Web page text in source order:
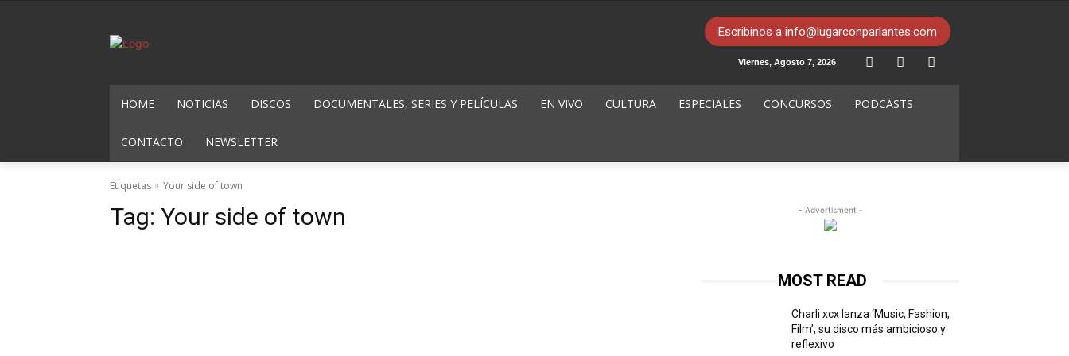
Escribinos a info@lugarconparlantes.com
Viernes, Agosto 7, 2026
HOME NOTICIAS DISCOS DOCUMENTALES, SERIES Y PELÍCULAS EN VIVO CULTURA ESPECIALES CONCURSOS PODCASTS
CONTACTO NEWSLETTER
Etiquetas Your side of town
Tag: Your side of town - Advertisment -
MOST READ
Charli xcx lanza ‘Music, Fashion,
Film’, su disco más ambicioso y
reflexivo